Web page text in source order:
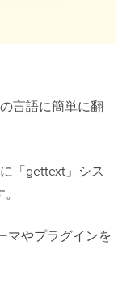
言語に簡単に翻
「gettext」シス
マやプラグインを